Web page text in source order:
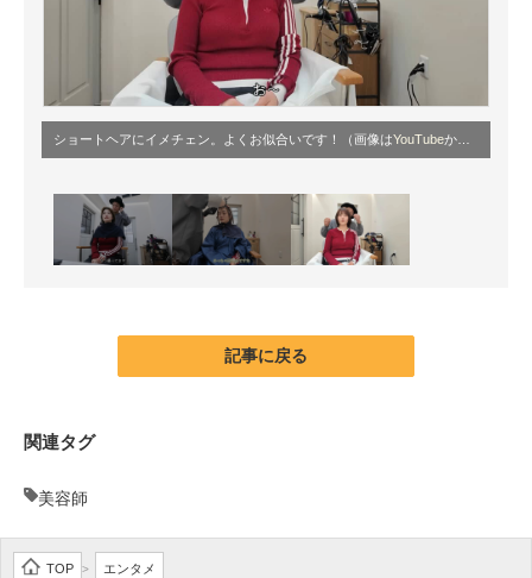
ショートヘアにイメチェン。よくお似合いです！（画像はYouTubeから）
記事に戻る
関連タグ
美容師
TOP > エンタメ